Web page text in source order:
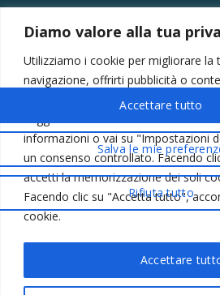
Diamo valore alla tua
Utilizziamo i cookie per migliorare la
navigazione, offrirti pubblicità o
analizzare il nostro traffico.
informazioni o vai su "Impostazioni
un consenso controllato. Facendo
accetti la memorizzazione dei soli
Facendo clic su "Accetta tutto",
cookie.
Accettare
Via Provinciale Montagna
Raffaele +39 3282694809
r.colamussi@gmail.com
Dal lunedì al venerdì 9:00 13:30
Il sabato 9:00 13:30
Privacy Policy